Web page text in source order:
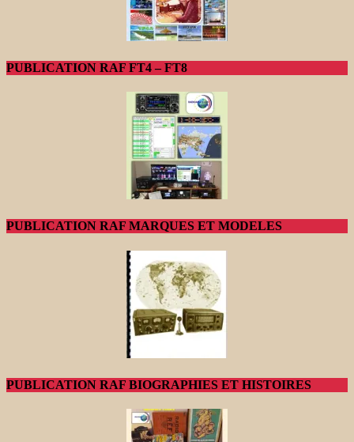
PUBLICATION RAF FT4 – FT8
PUBLICATION RAF MARQUES ET MODELES
PUBLICATION RAF BIOGRAPHIES ET HISTOIRES